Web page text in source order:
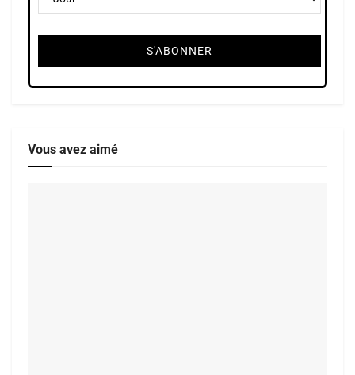
Vous avez aimé